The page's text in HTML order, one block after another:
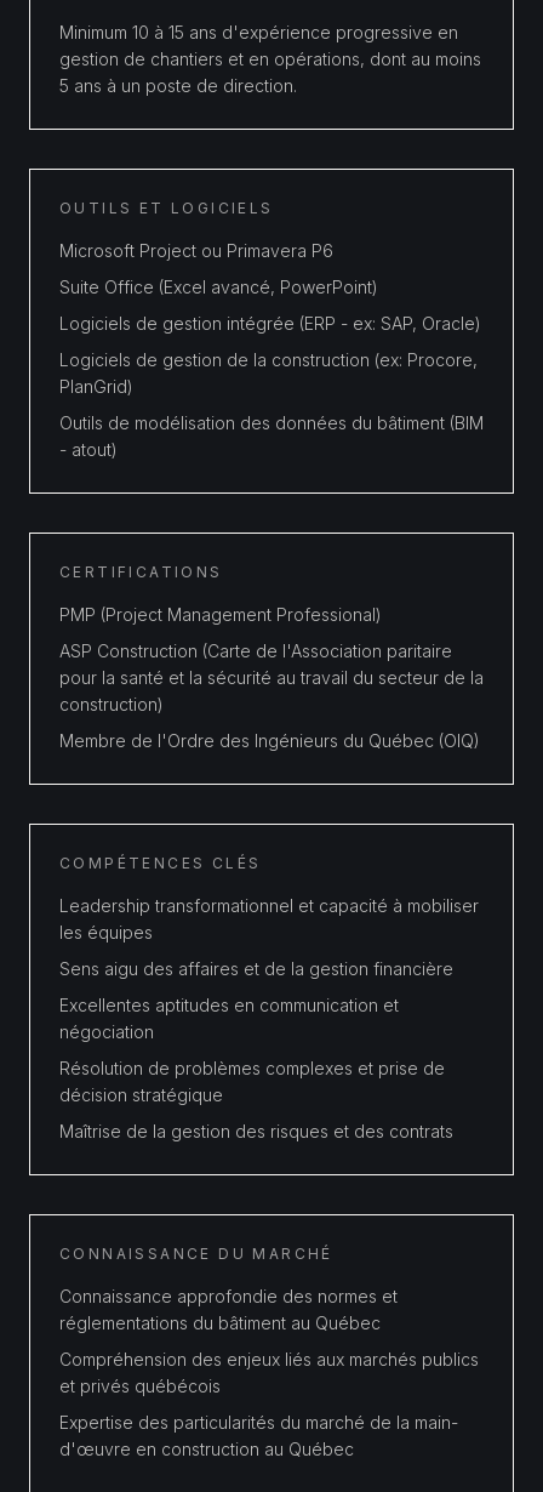
Minimum 10 à 15 ans d'expérience progressive en
gestion de chantiers et en opérations, dont au moins
5 ans à un poste de direction.
OUTILS ET LOGICIELS
Microsoft Project ou Primavera P6
Suite Office (Excel avancé, PowerPoint)
Logiciels de gestion intégrée (ERP - ex: SAP, Oracle)
Logiciels de gestion de la construction (ex: Procore,
PlanGrid)
Outils de modélisation des données du bâtiment (BIM
- atout)
CERTIFICATIONS
PMP (Project Management Professional)
ASP Construction (Carte de l'Association paritaire
pour la santé et la sécurité au travail du secteur de la
construction)
Membre de l'Ordre des Ingénieurs du Québec (OIQ)
COMPÉTENCES CLÉS
Leadership transformationnel et capacité à mobiliser
les équipes
Sens aigu des affaires et de la gestion financière
Excellentes aptitudes en communication et
négociation
Résolution de problèmes complexes et prise de
décision stratégique
Maîtrise de la gestion des risques et des contrats
CONNAISSANCE DU MARCHÉ
Connaissance approfondie des normes et
réglementations du bâtiment au Québec
Compréhension des enjeux liés aux marchés publics
et privés québécois
Expertise des particularités du marché de la main-
d'œuvre en construction au Québec